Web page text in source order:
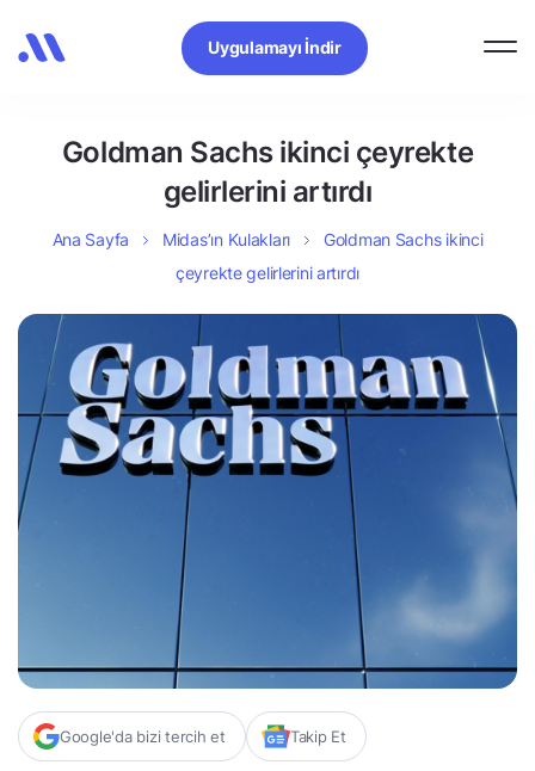
Uygulamayı İndir
Goldman Sachs ikinci çeyrekte
gelirlerini artırdı
Ana Sayfa Midas’ın Kulakları
Goldman Sachs ikinci
çeyrekte gelirlerini artırdı
Google'da bizi tercih et Takip Et